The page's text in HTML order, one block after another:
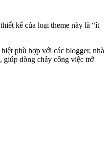
kế của loại theme này là “ít
phù hợp với các blogger, nhà
giúp dòng chảy công việc trở